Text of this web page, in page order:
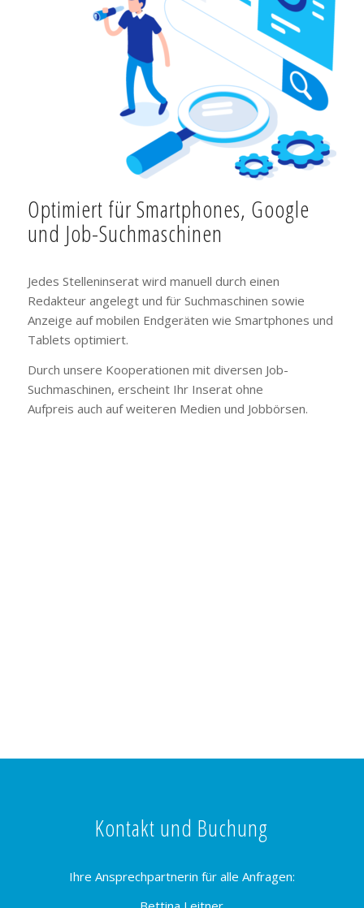
Optimiert für Smartphones, Google
und Job-Suchmaschinen
Jedes Stelleninserat wird manuell durch einen
Redakteur angelegt und für Suchmaschinen sowie
Anzeige auf mobilen Endgeräten wie Smartphones und
Tablets optimiert.
Durch unsere Kooperationen mit diversen Job-
Suchmaschinen, erscheint Ihr Inserat ohne
Aufpreis auch auf weiteren Medien und Jobbörsen.
Kontakt und Buchung
Ihre Ansprechpartnerin für alle Anfragen: